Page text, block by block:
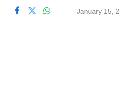
January 15,